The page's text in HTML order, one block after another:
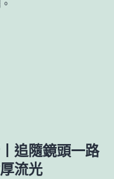
追隨鏡頭一路
流光